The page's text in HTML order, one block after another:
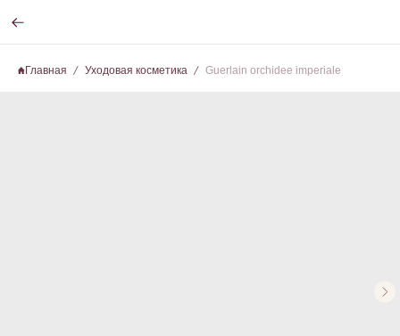
Главная Уходовая косметика Guerlain orchidee imperiale